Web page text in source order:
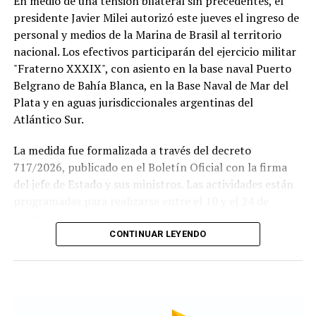
Si se concreta, la visita del Sumo Pontífice sería un
fútbol argentino.
El Papa llegará a la Argentina en noviembre, en el
así la primera visita de un Pontífice a la Argentina en 40
presidente Javier Milei autorizó este jueves el ingreso de
personal y medios de la Marina de Brasil al territorio
nacional. Los efectivos participarán del ejercicio militar
"Fraterno XXXIX", con asiento en la base naval Puerto
Belgrano de Bahía Blanca, en la Base Naval de Mar del
Plata y en aguas jurisdiccionales argentinas del
Atlántico Sur.
La medida fue formalizada a través del decreto
717/2026, publicado en el Boletín Oficial con la firma
del jefe de Estado y sus ministros. Las actividades están
Según los considerandos del decreto, el fin es
CONTINUAR LEYENDO